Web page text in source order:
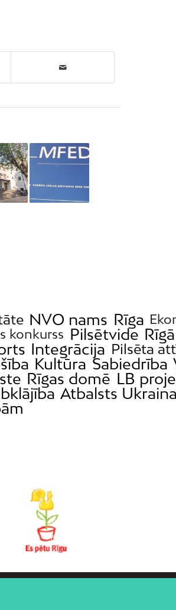
NVO nams Rīga
konkurss Pilsētvide
Integrācija Pilsēta
Kultūra Sabiedrība
Rīgas domē LB
Atbalsts